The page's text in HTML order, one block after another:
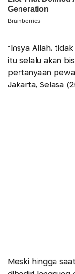
“Insya Allah,
itu selalu akan
pertanyaan
Jakarta, Selasa
Meski hingga